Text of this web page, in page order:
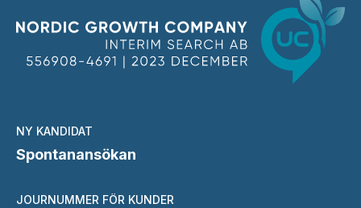
NY KANDIDAT
Spontanansökan
JOURNUMMER FÖR KUNDER